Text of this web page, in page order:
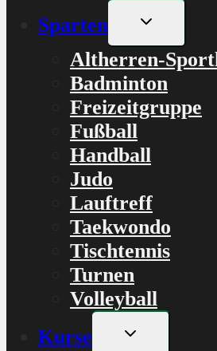
Sparten
Untermenü
Altherren-
Badminton
Freizeitgruppe
Fußball
Handball
Judo
Lauftreff
Taekwondo
Tischtennis
Turnen
Volleyball
Kurse
Untermenü